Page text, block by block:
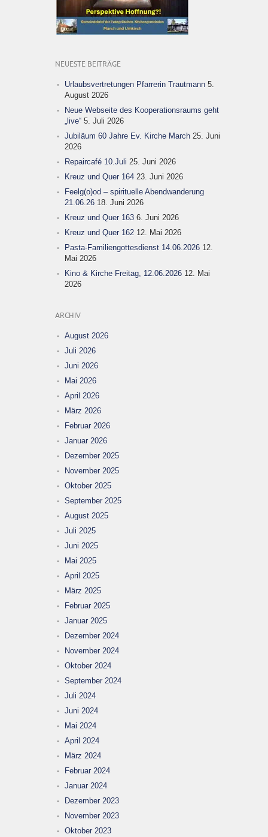
NEUESTE BEITRÄGE
Urlaubsvertretungen Pfarrerin Trautmann 5.
August 2026
Neue Webseite des Kooperationsraums geht
„live“ 5. Juli 2026
Jubiläum 60 Jahre Ev. Kirche March 25. Juni
2026
Repaircafé 10.Juli 25. Juni 2026
Kreuz und Quer 164 23. Juni 2026
Feelg(o)od – spirituelle Abendwanderung
21.06.26 18. Juni 2026
Kreuz und Quer 163 6. Juni 2026
Kreuz und Quer 162 12. Mai 2026
Pasta-Familiengottesdienst 14.06.2026 12.
Mai 2026
Kino & Kirche Freitag, 12.06.2026 12. Mai
2026
ARCHIV
August 2026
Juli 2026
Juni 2026
Mai 2026
April 2026
März 2026
Februar 2026
Januar 2026
Dezember 2025
November 2025
Oktober 2025
September 2025
August 2025
Juli 2025
Juni 2025
Mai 2025
April 2025
März 2025
Februar 2025
Januar 2025
Dezember 2024
November 2024
Oktober 2024
September 2024
Juli 2024
Juni 2024
Mai 2024
April 2024
März 2024
Februar 2024
Januar 2024
Dezember 2023
November 2023
Oktober 2023